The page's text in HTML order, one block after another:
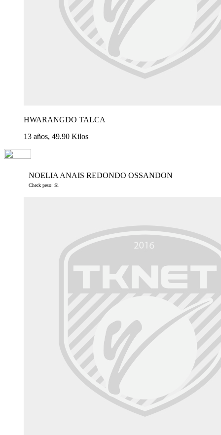
HWARANGDO TALCA
13 años, 49.90 Kilos
NOELIA ANAIS REDONDO OSSANDON
Check peso: Si